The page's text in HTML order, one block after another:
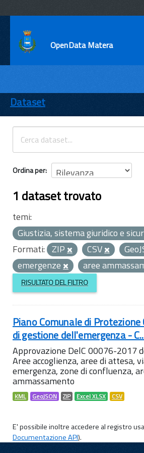
OpenData Matera
ENTI
TEMI
INFORMAZIONI
Dataset
Ordina per
1 dataset trovato
temi:
Giustizia, sistema giuridico e
Formati: ZIP CSV
emergenze
aree
RISULTATO DEL FILTRO
Piano Comunale di
di gestione dell'emergenza -
Approvazione DelC 00076-2017
Aree accoglienza, aree di attesa,
emergenza, zone di confluenza,
ammassamento
KML GeoJSON ZIP Excel XLSX CSV
E' possibile inoltre accedere al registro
Documentazione API).